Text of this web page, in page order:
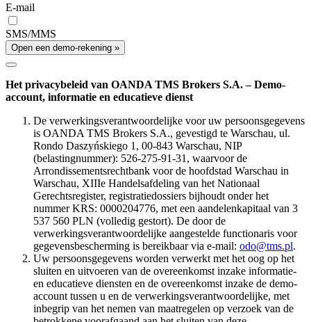
E-mail
SMS/MMS
Open een demo-rekening »
Het privacybeleid van OANDA TMS Brokers S.A. – Demo-
account, informatie en educatieve dienst
De verwerkingsverantwoordelijke voor uw persoonsgegevens
is OANDA TMS Brokers S.A., gevestigd te Warschau, ul.
Rondo Daszyńskiego 1, 00-843 Warschau, NIP
(belastingnummer): 526-275-91-31, waarvoor de
Arrondissementsrechtbank voor de hoofdstad Warschau in
Warschau, XIIIe Handelsafdeling van het Nationaal
Gerechtsregister, registratiedossiers bijhoudt onder het
nummer KRS: 0000204776, met een aandelenkapitaal van 3
537 560 PLN (volledig gestort). De door de
verwerkingsverantwoordelijke aangestelde functionaris voor
gegevensbescherming is bereikbaar via e-mail: odo@tms.pl.
Uw persoonsgegevens worden verwerkt met het oog op het
sluiten en uitvoeren van de overeenkomst inzake informatie-
en educatieve diensten en de overeenkomst inzake de demo-
account tussen u en de verwerkingsverantwoordelijke, met
inbegrip van het nemen van maatregelen op verzoek van de